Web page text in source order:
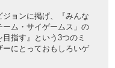
ジョンに掲げ、『みんな
ム・サイゲームス」の
指す』という3つのミ
ーにとっておもしろいゲ